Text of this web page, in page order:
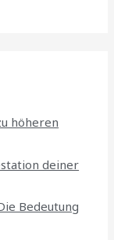
höheren
deiner
Bedeutung